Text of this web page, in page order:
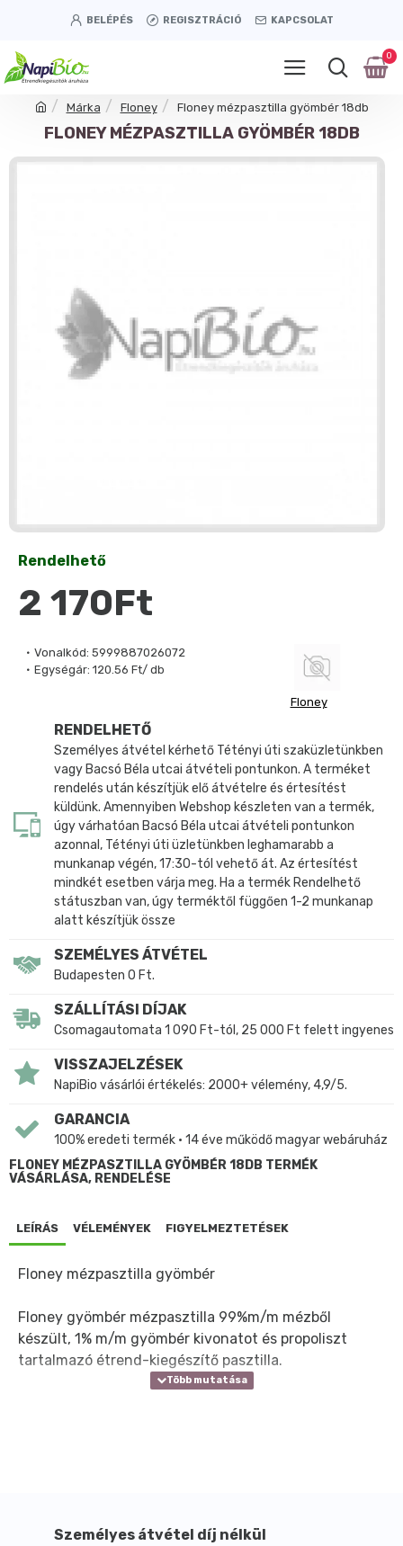
BELÉPÉS REGISZTRÁCIÓ KAPCSOLAT
0
Márka Floney Floney mézpasztilla gyömbér 18db
FLONEY MÉZPASZTILLA GYÖMBÉR 18DB
Vonalkód: 5999887026072
Egységár: 120.56 Ft/ db
Floney
Rendelhető
2 170Ft
RENDELHETŐ
Személyes átvétel kérhető Tétényi úti szaküzletünkben
vagy Bacsó Béla utcai átvételi pontunkon. A terméket
rendelés után készítjük elő átvételre és értesítést
küldünk. Amennyiben Webshop készleten van a termék,
úgy várhatóan Bacsó Béla utcai átvételi pontunkon
azonnal, Tétényi úti üzletünkben leghamarabb a
munkanap végén, 17:30-tól vehető át. Az értesítést
mindkét esetben várja meg. Ha a termék Rendelhető
státuszban van, úgy terméktől függően 1-2 munkanap
alatt készítjük össze
SZEMÉLYES ÁTVÉTEL
Budapesten 0 Ft.
SZÁLLÍTÁSI DÍJAK
Csomagautomata 1 090 Ft-tól, 25 000 Ft felett ingyenes
VISSZAJELZÉSEK
NapiBio vásárlói értékelés: 2000+ vélemény, 4,9/5.
GARANCIA
100% eredeti termék • 14 éve működő magyar webáruház
FLONEY MÉZPASZTILLA GYÖMBÉR 18DB TERMÉK
VÁSÁRLÁSA, RENDELÉSE
LEÍRÁS VÉLEMÉNYEK FIGYELMEZTETÉSEK
Floney mézpasztilla gyömbér
Floney gyömbér mézpasztilla 99%m/m mézből
készült, 1% m/m gyömbér kivonatot és propoliszt
tartalmazó étrend-kiegészítő pasztilla.
Személyes átvétel díj nélkül